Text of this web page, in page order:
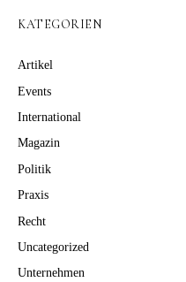
KATEGORIEN
Artikel
Events
International
Magazin
Politik
Praxis
Recht
Uncategorized
Unternehmen